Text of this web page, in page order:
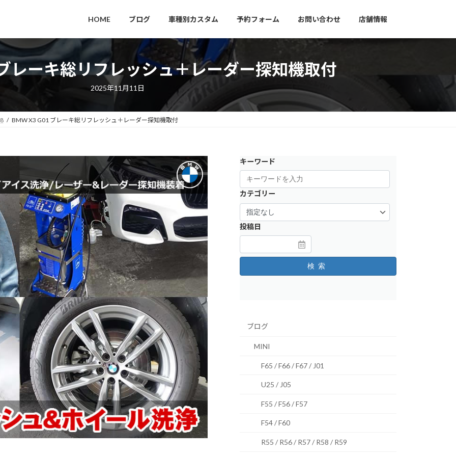
HOME ブログ 車種別カスタム 予約フォーム お問い合わせ 店舗情報
レーキ総リフレッシュ＋レーダー探知機取付
2025年11月11日
BMW X3 G01 ブレーキ総リフレッシュ＋レーダー探知機取付
キーワード
カテゴリー
投稿日
検索
ブログ
MINI
F65 / F66 / F67 / J01
U25 / J05
F55 / F56 / F57
F54 / F60
R55 / R56 / R57 / R58 / R59